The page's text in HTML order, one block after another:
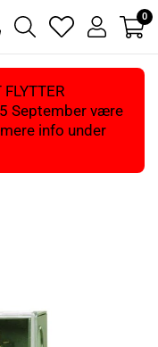
phone
magnifying
glass
heart
light
user
light
0
September være
info under